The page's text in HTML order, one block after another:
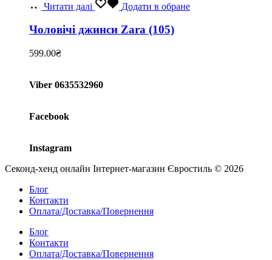
Читати далі
Додати в обране
Чоловічі джинси Zara (105)
599.00₴
Viber 0635532960
Facebook
Instagram
Секонд-хенд онлайн Інтернет-магазин Євростиль © 2026
Блог
Контакти
Оплата/Доставка/Повернення
Блог
Контакти
Оплата/Доставка/Повернення